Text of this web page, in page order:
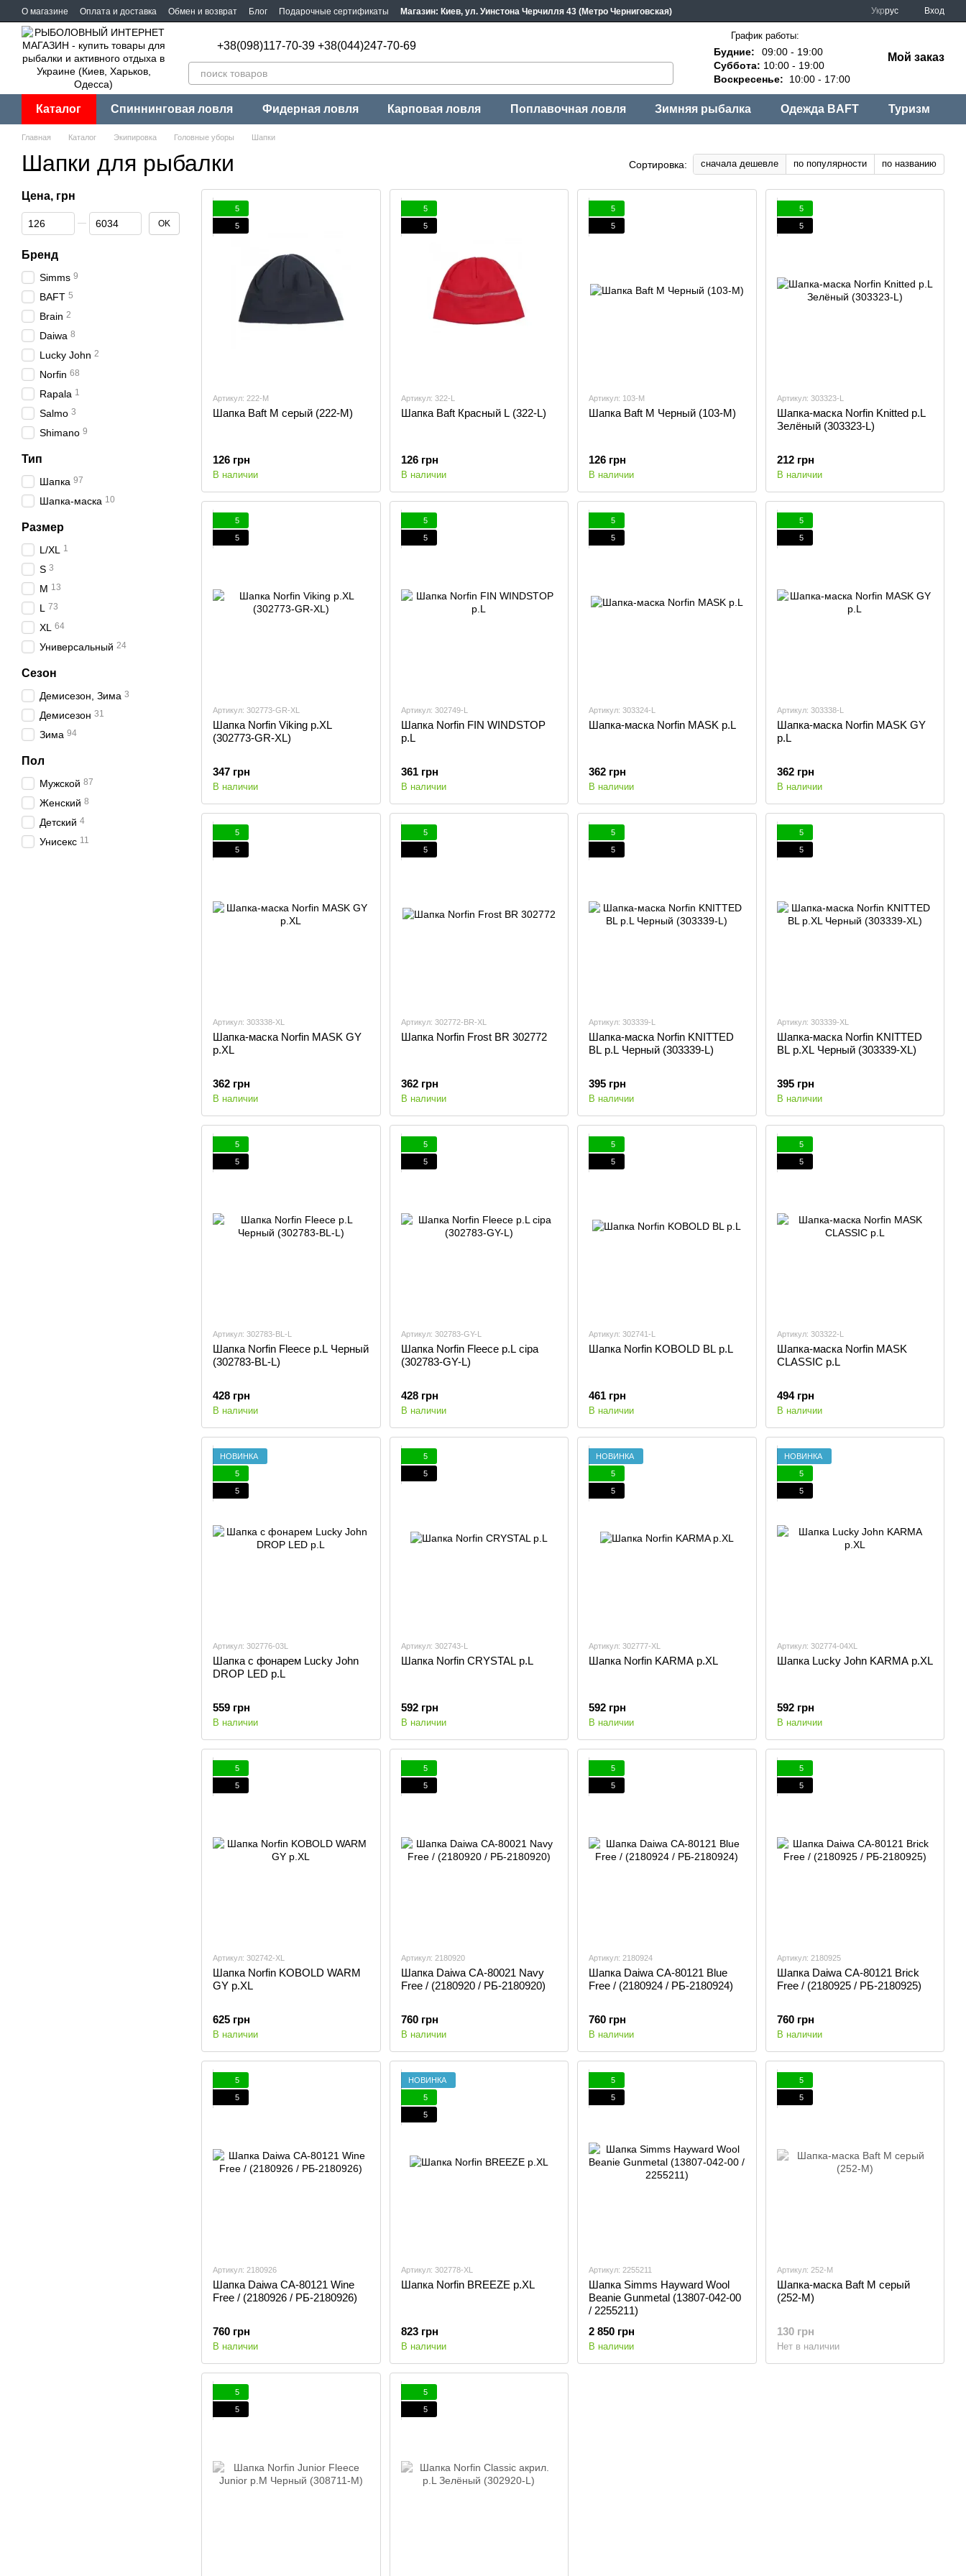
Перейти к основному контенту
О магазине Оплата и доставка Обмен и возврат Блог Подарочные сертификаты Магазин: Киев, ул. Уинстона Черчилля 43 (Метро Черниговская) Укррус Вход
+38(098)117-70-39 +38(044)247-70-69
График работы:
Будние:
09:00 - 19:00
Суббота: 10:00 - 19:00
Воскресенье:
10:00 - 17:00
Мой заказ
Каталог Спиннинговая ловля Фидерная ловля Карповая ловля Поплавочная ловля Зимняя рыбалка Одежда BAFT Туризм
Главная Каталог Экипировка Головные уборы Шапки
Шапки для рыбалки Сортировка: сначала дешевле по популярности по названию
5
5
Артикул: 222-M
Шапка Baft M серый (222-M)
126 грн
В наличии
5
5
Артикул: 322-L
Шапка Baft Красный L (322-L)
126 грн
В наличии
5
5
Артикул: 103-M
Шапка Baft M Черный (103-M)
126 грн
В наличии
5
5
Артикул: 303323-L
Шапка-маска Norfin Knitted p.L
Зелёный (303323-L)
212 грн
В наличии
5
5
Артикул: 302773-GR-XL
Шапка Norfin Viking р.XL
(302773-GR-XL)
347 грн
В наличии
5
5
Артикул: 302749-L
Шапка Norfin FIN WINDSTOP
р.L
361 грн
В наличии
5
5
Артикул: 303324-L
Шапка-маска Norfin MASK р.L
362 грн
В наличии
5
5
Артикул: 303338-L
Шапка-маска Norfin MASK GY
р.L
362 грн
В наличии
5
5
Артикул: 303338-XL
Шапка-маска Norfin MASK GY
р.XL
362 грн
В наличии
5
5
Артикул: 302772-BR-XL
Шапка Norfin Frost BR 302772
362 грн
В наличии
5
5
Артикул: 303339-L
Шапка-маска Norfin KNITTED
BL р.L Черный (303339-L)
395 грн
В наличии
5
5
Артикул: 303339-XL
Шапка-маска Norfin KNITTED
BL р.XL Черный (303339-XL)
395 грн
В наличии
5
5
Артикул: 302783-BL-L
Шапка Norfin Fleece р.L Черный
(302783-BL-L)
428 грн
В наличии
5
5
Артикул: 302783-GY-L
Шапка Norfin Fleece р.L сіра
(302783-GY-L)
428 грн
В наличии
5
5
Артикул: 302741-L
Шапка Norfin KOBOLD BL р.L
461 грн
В наличии
5
5
Артикул: 303322-L
Шапка-маска Norfin MASK
CLASSIC р.L
494 грн
В наличии
НОВИНКА
5
5
Артикул: 302776-03L
Шапка с фонарем Lucky John
DROP LED p.L
559 грн
В наличии
5
5
Артикул: 302743-L
Шапка Norfin CRYSTAL р.L
592 грн
В наличии
НОВИНКА
5
5
Артикул: 302777-XL
Шапка Norfin KARMA р.XL
592 грн
В наличии
НОВИНКА
5
5
Артикул: 302774-04XL
Шапка Lucky John KARMA p.XL
592 грн
В наличии
5
5
Артикул: 302742-XL
Шапка Norfin KOBOLD WARM
GY р.XL
625 грн
В наличии
5
5
Артикул: 2180920
Шапка Daiwa CA-80021 Navy
Free / (2180920 / РБ-2180920)
760 грн
В наличии
5
5
Артикул: 2180924
Шапка Daiwa CA-80121 Blue
Free / (2180924 / РБ-2180924)
760 грн
В наличии
5
5
Артикул: 2180925
Шапка Daiwa CA-80121 Brick
Free / (2180925 / РБ-2180925)
760 грн
В наличии
5
5
Артикул: 2180926
Шапка Daiwa CA-80121 Wine
Free / (2180926 / РБ-2180926)
760 грн
В наличии
НОВИНКА
5
5
Артикул: 302778-XL
Шапка Norfin BREEZE p.XL
823 грн
В наличии
5
5
Артикул: 2255211
Шапка Simms Hayward Wool
Beanie Gunmetal (13807-042-00
/ 2255211)
2 850 грн
В наличии
5
5
Артикул: 252-M
Шапка-маска Baft M серый
(252-M)
130 грн
Нет в наличии
5
5
5
5
Цена, грн
От Цена, грн
До Цена, грн OK
Бренд
Simms 9
BAFT 5
Brain 2
Daiwa 8
Lucky John 2
Norfin 68
Rapala 1
Salmo 3
Shimano 9
Тип
Шапка 97
Шапка-маска 10
Размер
L/XL 1
S 3
M 13
L 73
XL 64
Универсальный 24
Сезон
Демисезон, Зима 3
Демисезон 31
Зима 94
Пол
Мужской 87
Женский 8
Детский 4
Унисекс 11